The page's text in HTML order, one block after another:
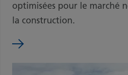
optimisées pour le marché
la construction.